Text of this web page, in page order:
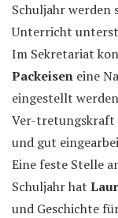
Schuljahr werden
Unterricht
Im Sekretariat
Packeisen eine
eingestellt
Ver-tretungskraft
und gut
Eine feste Stelle
Schuljahr hat
und Geschichte